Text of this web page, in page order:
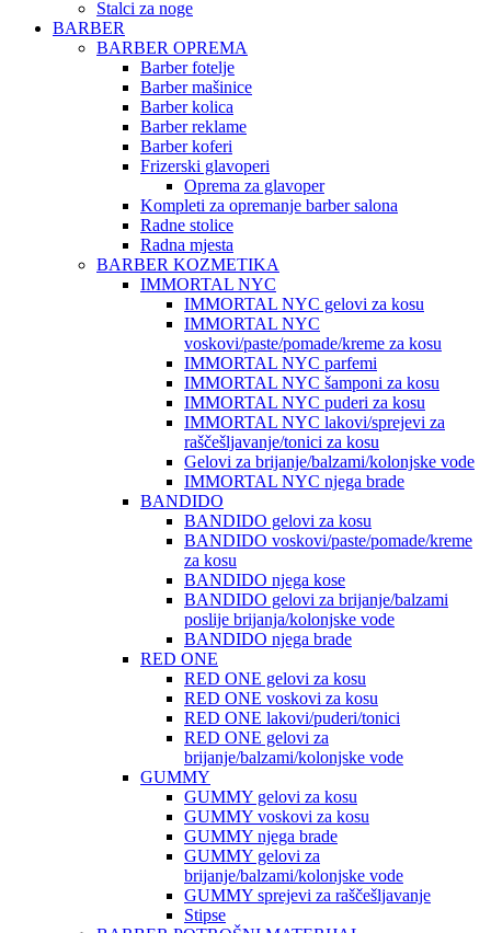
Stalci za noge
BARBER
BARBER OPREMA
Barber fotelje
Barber mašinice
Barber kolica
Barber reklame
Barber koferi
Frizerski glavoperi
Oprema za glavoper
Kompleti za opremanje barber salona
Radne stolice
Radna mjesta
BARBER KOZMETIKA
IMMORTAL NYC
IMMORTAL NYC gelovi za kosu
IMMORTAL NYC
voskovi/paste/pomade/kreme za kosu
IMMORTAL NYC parfemi
IMMORTAL NYC šamponi za kosu
IMMORTAL NYC puderi za kosu
IMMORTAL NYC lakovi/sprejevi za
raščešljavanje/tonici za kosu
Gelovi za brijanje/balzami/kolonjske vode
IMMORTAL NYC njega brade
BANDIDO
BANDIDO gelovi za kosu
BANDIDO voskovi/paste/pomade/kreme
za kosu
BANDIDO njega kose
BANDIDO gelovi za brijanje/balzami
poslije brijanja/kolonjske vode
BANDIDO njega brade
RED ONE
RED ONE gelovi za kosu
RED ONE voskovi za kosu
RED ONE lakovi/puderi/tonici
RED ONE gelovi za
brijanje/balzami/kolonjske vode
GUMMY
GUMMY gelovi za kosu
GUMMY voskovi za kosu
GUMMY njega brade
GUMMY gelovi za
brijanje/balzami/kolonjske vode
GUMMY sprejevi za raščešljavanje
Stipse